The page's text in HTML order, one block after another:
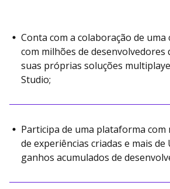
Conta com a colaboração de
com milhões de desenvolvedores
suas próprias soluções
Studio;
Participa de uma plataforma com
de experiências criadas e mais de
ganhos acumulados de